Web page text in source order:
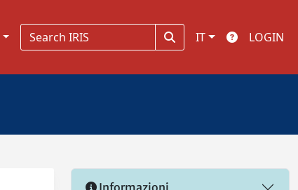
IT LOGIN
Informazioni